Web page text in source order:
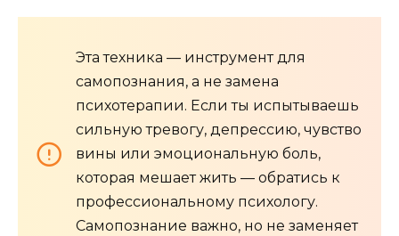
Эта техника — инструмент для
самопознания, а не замена
психотерапии. Если ты испытываешь
сильную тревогу, депрессию, чувство
вины или эмоциональную боль,
которая мешает жить — обратись к
профессиональному психологу.
Самопознание важно, но не заменяет